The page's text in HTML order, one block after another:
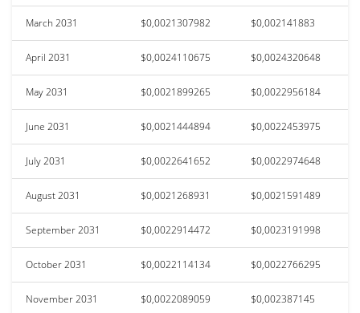
March 2031 $0,0021307982 $0,002141883
April 2031 $0,0024110675 $0,0024320648
May 2031 $0,0021899265 $0,0022956184
June 2031 $0,0021444894 $0,0022453975
July 2031 $0,0022641652 $0,0022974648
August 2031 $0,0021268931 $0,0021591489
September 2031 $0,0022914472 $0,0023191998
October 2031 $0,0022114134 $0,0022766295
November 2031 $0,0022089059 $0,002387145